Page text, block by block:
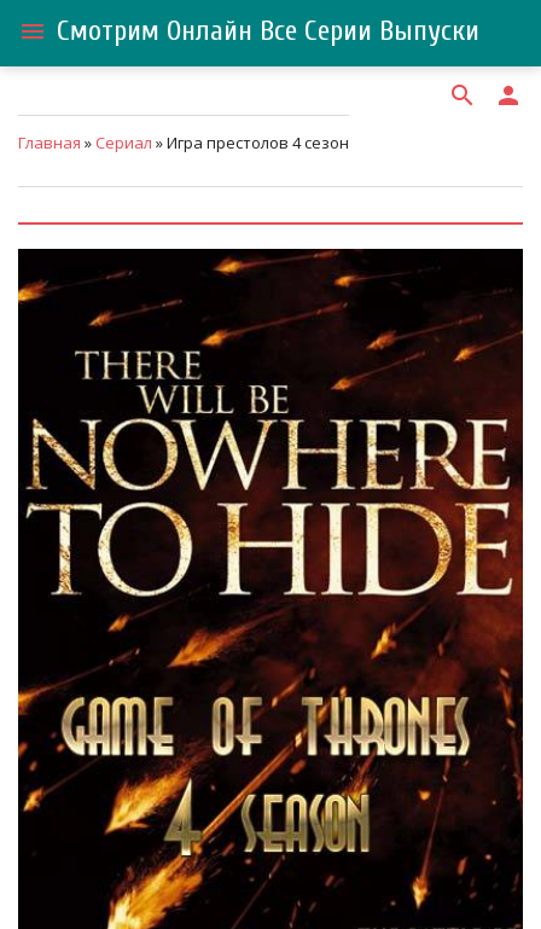
menu Смотрим Онлайн Все Серии Выпуски
search person
Главная » Сериал » Игра престолов 4 сезон